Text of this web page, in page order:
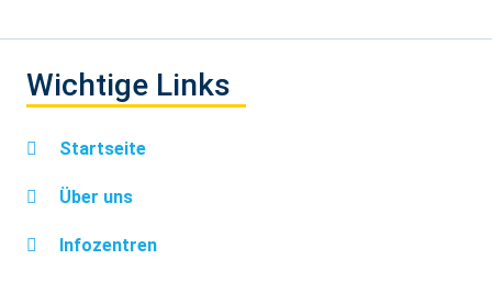
Wichtige Links
Startseite
Über uns
Infozentren